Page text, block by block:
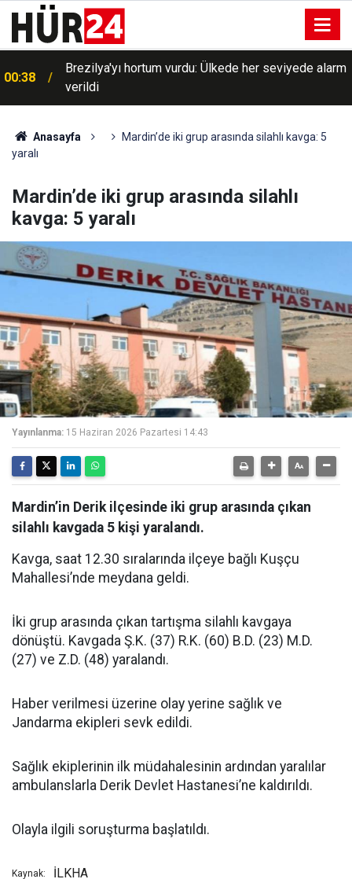
00:38
Brezilya'yı hortum vurdu: Ülkede her seviyede alarm
verildi
Anasayfa
Mardin’de iki grup arasında silahlı kavga: 5
yaralı
Mardin’de iki grup arasında silahlı
kavga: 5 yaralı
Yayınlanma: 15 Haziran 2026 Pazartesi 14:43
Mardin’in Derik ilçesinde iki grup arasında çıkan
silahlı kavgada 5 kişi yaralandı.
Kavga, saat 12.30 sıralarında ilçeye bağlı Kuşçu
Mahallesi’nde meydana geldi.
İki grup arasında çıkan tartışma silahlı kavgaya
dönüştü. Kavgada Ş.K. (37) R.K. (60) B.D. (23) M.D.
(27) ve Z.D. (48) yaralandı.
Haber verilmesi üzerine olay yerine sağlık ve
Jandarma ekipleri sevk edildi.
Sağlık ekiplerinin ilk müdahalesinin ardından yaralılar
ambulanslarla Derik Devlet Hastanesi’ne kaldırıldı.
Olayla ilgili soruşturma başlatıldı.
Kaynak: İLKHA